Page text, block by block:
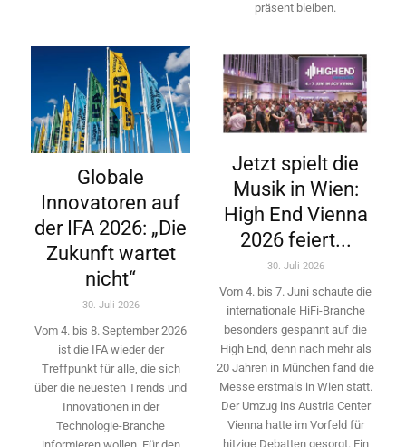
präsent bleiben.
Globale
Innovatoren auf
der IFA 2026: „Die
Zukunft wartet
nicht“
30. Juli 2026
Vom 4. bis 8. September 2026
ist die IFA wieder der
Treffpunkt für alle, die sich
über die neuesten Trends und
Innovationen in der
Technologie-­Branche
Jetzt spielt die
Musik in Wien:
High End Vienna
2026 feiert...
30. Juli 2026
Vom 4. bis 7. Juni schaute die
internationale HiFi-Branche
besonders gespannt auf die
High End, denn nach mehr als
20 Jahren in München fand die
Messe erstmals in Wien statt.
Der Umzug ins Austria Center
Vienna hatte im Vorfeld für
hitzige Debatten gesorgt. Ein